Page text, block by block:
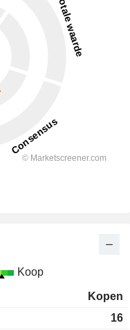
Koop
Kopen
16